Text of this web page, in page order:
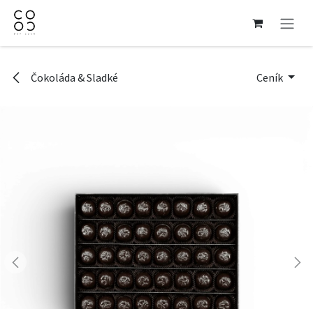
Přejít na obsah
Čokoláda & Sladké Ceník